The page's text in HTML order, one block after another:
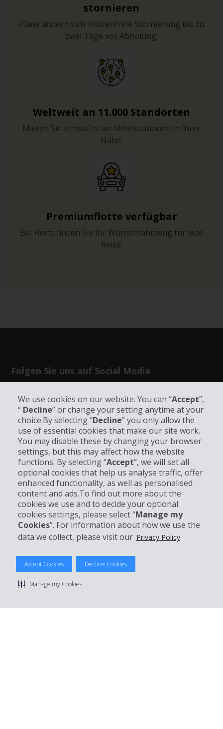
We use cookies on our website. You can “Accept”,
“ Decline” or change your setting anytime at your
choice.By selecting “Decline” you only allow the
use of essential cookies that make our site work.
You may disable these by changing your browser
settings, but this may affect how the website
functions. By selecting “Accept”, we will set all
optional cookies that help us analyse traffic, offer
enhanced functionality, as well as personalised
content and ads.To find out more about the
cookies we use and to decide your optional
cookies settings, please select “Manage my
Cookies”. For information about how we use the
data we collect, please visit our Privacy Policy
Accept Cookies Decline Cookies
Manage my Cookies
stornieren
Pläne ändern sich. Kostenfreie Stornierung bis zu
zwei Tage vor Abholung.
Weltweit an 11.000 Standorten
Mieten Sie stressfrei an Abholstationen in Ihrer
Nähe.
Premiumflotte verfügbar
Bei Hertz finden Sie Ihr Wunschfahrzeug für jede
Reise.
Folgen Sie uns auf Social Media
Unternehmensinformation
Partner
Kundenservice
Mieten bei Hertz
© 2026 The Hertz System, Inc.
Datenschutzrichtlinie |
Sitemap Cookies verwalten